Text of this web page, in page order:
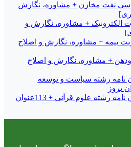
نفت مخازن + مشاوره، نگارش
الکترونیک + مشاوره، نگارش و
بیمه + مشاوره، نگارش و اصلاح
رودهن + مشاوره، نگارش و اصلاح
نامه رشته سیاست و توسعه
موضوعات جدید پایان نامه رشته علوم قرآنی + 113عنوان